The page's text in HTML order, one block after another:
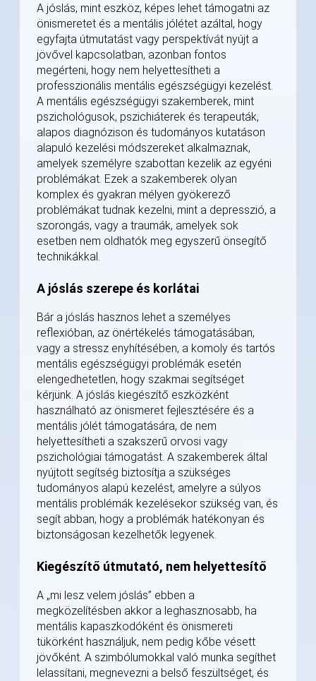
A jóslás, mint eszköz, képes lehet támogatni az
önismeretet és a mentális jólétet azáltal, hogy
egyfajta útmutatást vagy perspektívát nyújt a
jövővel kapcsolatban, azonban fontos
megérteni, hogy nem helyettesítheti a
professzionális mentális egészségügyi kezelést.
A mentális egészségügyi szakemberek, mint
pszichológusok, pszichiáterek és terapeuták,
alapos diagnózison és tudományos kutatáson
alapuló kezelési módszereket alkalmaznak,
amelyek személyre szabottan kezelik az egyéni
problémákat. Ezek a szakemberek olyan
komplex és gyakran mélyen gyökerező
problémákat tudnak kezelni, mint a depresszió, a
szorongás, vagy a traumák, amelyek sok
esetben nem oldhatók meg egyszerű önsegítő
technikákkal.
A jóslás szerepe és korlátai
Bár a jóslás hasznos lehet a személyes
reflexióban, az önértékelés támogatásában,
vagy a stressz enyhítésében, a komoly és tartós
mentális egészségügyi problémák esetén
elengedhetetlen, hogy szakmai segítséget
kérjünk. A jóslás kiegészítő eszközként
használható az önismeret fejlesztésére és a
mentális jólét támogatására, de nem
helyettesítheti a szakszerű orvosi vagy
pszichológiai támogatást. A szakemberek által
nyújtott segítség biztosítja a szükséges
tudományos alapú kezelést, amelyre a súlyos
mentális problémák kezelésekor szükség van, és
segít abban, hogy a problémák hatékonyan és
biztonságosan kezelhetők legyenek.
Kiegészítő útmutató, nem helyettesítő
A „mi lesz velem jóslás” ebben a
megközelítésben akkor a leghasznosabb, ha
mentális kapaszkodóként és önismereti
tükörként használjuk, nem pedig kőbe vésett
jövőként. A szimbólumokkal való munka segíthet
lelassítani, megnevezni a belső feszültséget, és